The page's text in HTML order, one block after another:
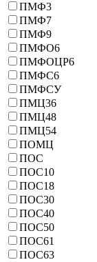
ПМФ3
ПМФ7
ПМФ9
ПМФО6
ПМФОЦР6
ПМФС6
ПМФСУ
ПМЦ36
ПМЦ48
ПМЦ54
ПОМЦ
ПОС
ПОС10
ПОС18
ПОС30
ПОС40
ПОС50
ПОС61
ПОС63